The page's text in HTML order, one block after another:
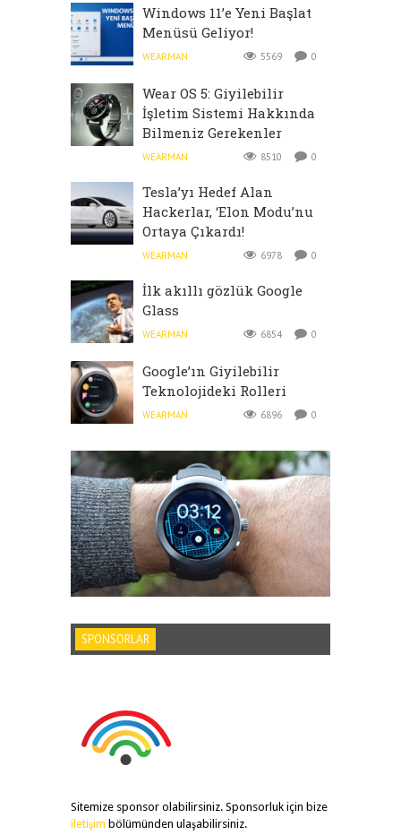
Windows 11’e Yeni Başlat
Menüsü Geliyor!
WEARMAN 5569 0
Wear OS 5: Giyilebilir
İşletim Sistemi Hakkında
Bilmeniz Gerekenler
WEARMAN 8510 0
Tesla’yı Hedef Alan
Hackerlar, ‘Elon Modu’nu
Ortaya Çıkardı!
WEARMAN 6978 0
İlk akıllı gözlük Google
Glass
WEARMAN 6854 0
Google’ın Giyilebilir
Teknolojideki Rolleri
WEARMAN 6896 0
SPONSORLAR
Sitemize sponsor olabilirsiniz. Sponsorluk için bize
iletişim bölümünden ulaşabilirsiniz.